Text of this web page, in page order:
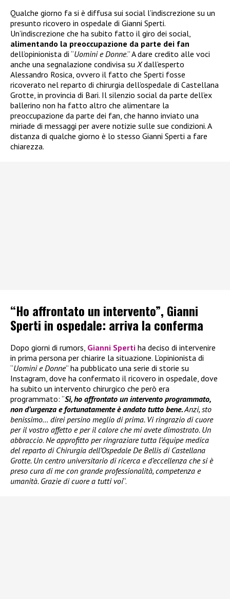
Qualche giorno fa si è diffusa sui social l’indiscrezione su un
presunto ricovero in ospedale di Gianni Sperti.
Un’indiscrezione che ha subito fatto il giro dei social,
alimentando la preoccupazione da parte dei fan
dell’opinionista di “Uomini e Donne.” A dare credito alle voci
anche una segnalazione condivisa su Xdall’esperto
Alessandro Rosica, ovvero il fatto che Sperti fosse
ricoverato nel reparto di chirurgia dell’ospedale di Castellana
Grotte, in provincia di Bari. Il silenzio social da parte dell’ex
ballerino non ha fatto altro che alimentare la
preoccupazione da parte dei fan, che hanno inviato una
miriade di messaggi per avere notizie sulle sue condizioni. A
distanza di qualche giorno è lo stesso Gianni Sperti a fare
chiarezza.
“Ho affrontato un intervento”, Gianni
Sperti in ospedale: arriva la conferma
Dopo giorni di rumors, Gianni Sperti ha deciso di intervenire
in prima persona per chiarire la situazione. L’opinionista di
“Uomini e Donne” ha pubblicato una serie di storie su
Instagram, dove ha confermato il ricovero in ospedale, dove
ha subito un intervento chirurgico che però era
programmato: “Sì, ho affrontato un intervento programmato,
non d’urgenza e fortunatamente è andato tutto bene.Anzi, sto
benissimo… direi persino meglio di prima. Vi ringrazio di cuore
per il vostro affetto e per il calore che mi avete dimostrato. Un
abbraccio. Ne approfitto per ringraziare tutta l’équipe medica
del reparto di Chirurgia dell’Ospedale De Bellis di Castellana
Grotte. Un centro universitario di ricerca e d’eccellenza che si è
preso cura di me con grande professionalità, competenza e
umanità. Grazie di cuore a tutti voi“.